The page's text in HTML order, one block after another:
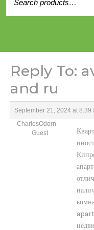
for:
Reply To:
and ru
September 21, 2024 at 8:39
CharlesOdorn
Guest